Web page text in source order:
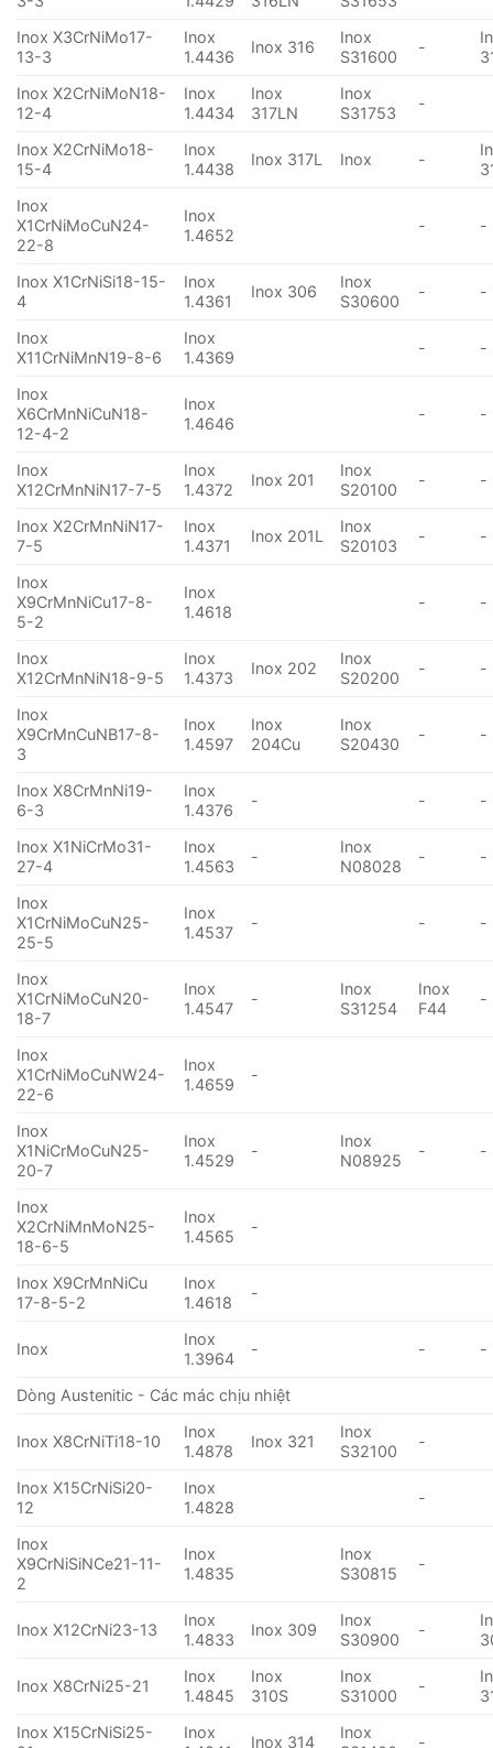
Inox X3CrNiMo17-
13-3
Inox
1.4436
Inox 316
Inox
S31600
-
Inox X2CrNiMoN18-
12-4
Inox
1.4434
Inox
317LN
Inox
S31753
-
Inox X2CrNiMo18-
15-4
Inox
1.4438
Inox 317L Inox -
Inox
X1CrNiMoCuN24-
22-8
Inox
1.4652
- -
Inox X1CrNiSi18-15-
4
Inox
1.4361
Inox 306
Inox
S30600
- -
Inox
X11CrNiMnN19-8-6
Inox
1.4369
- -
Inox
X6CrMnNiCuN18-
12-4-2
Inox
1.4646
- -
Inox
X12CrMnNiN17-7-5
Inox
1.4372
Inox 201
Inox
S20100
- -
Inox X2CrMnNiN17-
7-5
Inox
1.4371
Inox 201L
Inox
S20103
- -
Inox
X9CrMnNiCu17-8-
5-2
Inox
1.4618
- -
Inox
X12CrMnNiN18-9-5
Inox
1.4373
Inox 202
Inox
S20200
- -
Inox
X9CrMnCuNB17-8-
3
Inox
1.4597
Inox
204Cu
Inox
S20430
- -
Inox X8CrMnNi19-
6-3
Inox
1.4376
- - -
Inox X1NiCrMo31-
27-4
Inox
1.4563
-
Inox
N08028
- -
Inox
X1CrNiMoCuN25-
25-5
Inox
1.4537
- - -
Inox
X1CrNiMoCuN20-
18-7
Inox
1.4547
-
Inox
S31254
Inox
F44
-
Inox
X1CrNiMoCuNW24-
22-6
Inox
1.4659
-
Inox
X1NiCrMoCuN25-
20-7
Inox
1.4529
-
Inox
N08925
- -
Inox
X2CrNiMnMoN25-
18-6-5
Inox
1.4565
-
Inox X9CrMnNiCu
17-8-5-2
Inox
1.4618
-
Inox
Inox
1.3964
- - -
Dòng Austenitic - Các mác chịu nhiệt
Inox X8CrNiTi18-10
Inox
1.4878
Inox 321
Inox
S32100
-
Inox X15CrNiSi20-
12
Inox
1.4828
-
Inox
X9CrNiSiNCe21-11-
2
Inox
1.4835
Inox
S30815
-
Inox X12CrNi23-13
Inox
1.4833
Inox 309
Inox
S30900
-
Inox X8CrNi25-21
Inox
1.4845
Inox
310S
Inox
S31000
-
Inox X15CrNiSi25-
Inox
Inox 314
Inox
-